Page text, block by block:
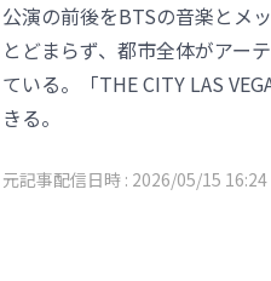
公演の前後をBTSの音楽とメ
とどまらず、都市全体がアー
ている。「THE CITY LAS
きる。
元記事配信日時 : 2026/05/15 16:24